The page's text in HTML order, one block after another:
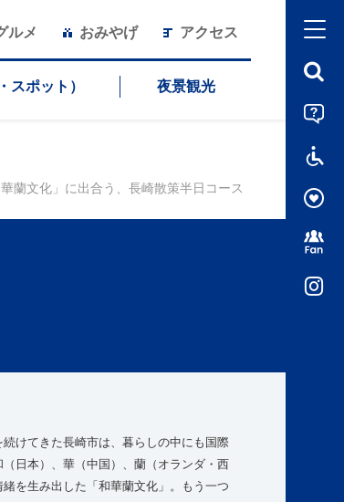
ルメ おみやげ アクセス
スポット） 夜景観光
華蘭文化」に出合う、長崎散策半日コース
けてきた長崎市は、暮らしの中にも国際
日本）、華（中国）、蘭（オランダ・西
を生み出した「和華蘭文化」。もう一つ